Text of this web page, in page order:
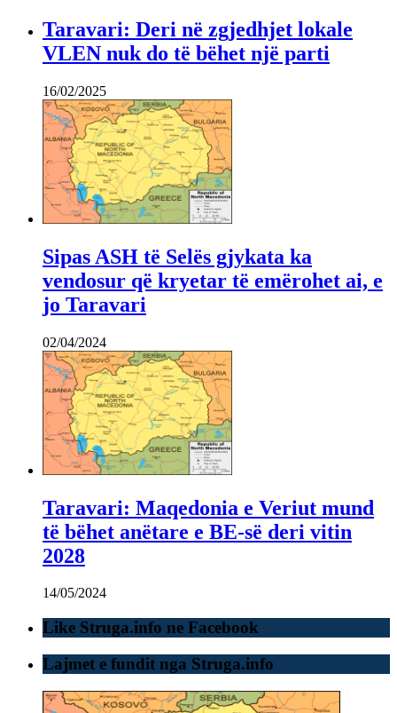
Taravari: Deri në zgjedhjet lokale
VLEN nuk do të bëhet një parti
16/02/2025
Sipas ASH të Selës gjykata ka
vendosur që kryetar të emërohet ai, e
jo Taravari
02/04/2024
Taravari: Maqedonia e Veriut mund
të bëhet anëtare e BE-së deri vitin
2028
14/05/2024
Like Struga.info ne Facebook
Lajmet e fundit nga Struga.info